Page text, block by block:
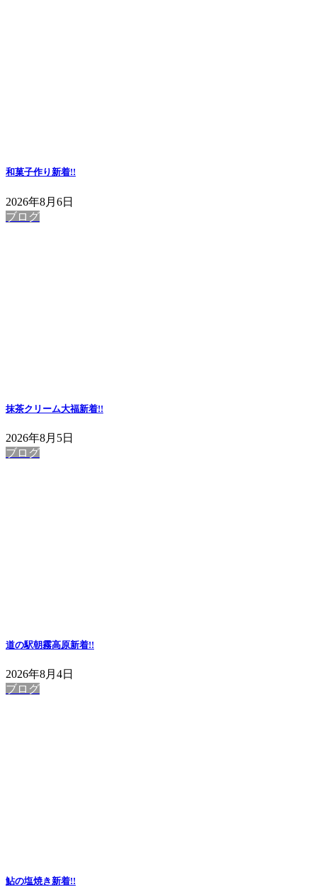
和菓子作り新着!!
2026年8月6日
ブログ
抹茶クリーム大福新着!!
2026年8月5日
ブログ
道の駅朝霧高原新着!!
2026年8月4日
ブログ
鮎の塩焼き新着!!